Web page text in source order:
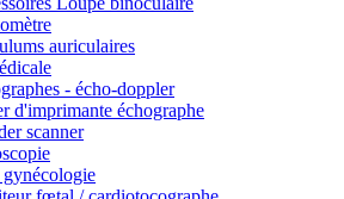
auriculaires
- écho-doppler
d'imprimante échographe
scanner